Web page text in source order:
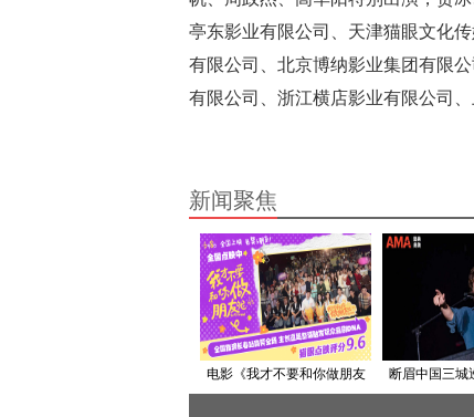
亭东影业有限公司、天津猫眼文化
有限公司、北京博纳影业集团有限
有限公司、浙江横店影业有限公司
新闻聚焦
电影《我才不要和你做朋友
断眉中国三城
人催泪合唱被